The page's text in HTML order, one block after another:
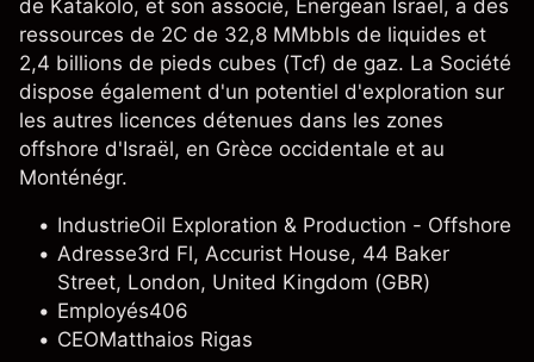
de Katakolo, et son associé, Energean Israel, a des
ressources de 2C de 32,8 MMbbls de liquides et
2,4 billions de pieds cubes (Tcf) de gaz. La Société
dispose également d'un potentiel d'exploration sur
les autres licences détenues dans les zones
offshore d'Israël, en Grèce occidentale et au
Monténégr.
IndustrieOil Exploration & Production - Offshore
Adresse3rd Fl, Accurist House, 44 Baker
Street, London, United Kingdom (GBR)
Employés406
CEOMatthaios Rigas